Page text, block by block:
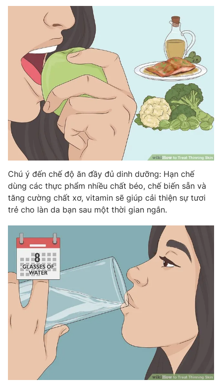
Chú ý đến chế độ ăn đầy đủ dinh dưỡng: Hạn chế
dùng các thực phẩm nhiều chất béo, chế biến sẵn và
tăng cường chất xơ, vitamin sẽ giúp cải thiện sự tươi
trẻ cho làn da bạn sau một thời gian ngắn.